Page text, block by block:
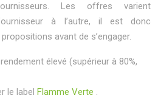
Les offres varient
à l’autre, il est donc
avant de s’engager.
élevé (supérieur à 80%,
le label Flamme Verte .